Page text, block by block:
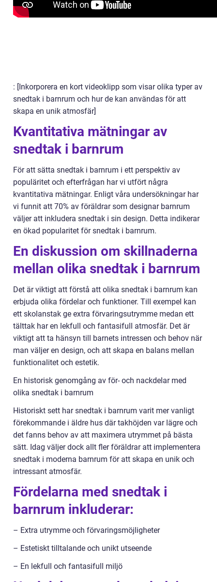
: [Inkorporera en kort videoklipp som visar olika typer av
snedtak i barnrum och hur de kan användas för att
skapa en unik atmosfär]
Kvantitativa mätningar av
snedtak i barnrum
För att sätta snedtak i barnrum i ett perspektiv av
populäritet och efterfrågan har vi utfört några
kvantitativa mätningar. Enligt våra undersökningar har
vi funnit att 70% av föräldrar som designar barnrum
väljer att inkludera snedtak i sin design. Detta indikerar
en ökad popularitet för snedtak i barnrum.
En diskussion om skillnaderna
mellan olika snedtak i barnrum
Det är viktigt att förstå att olika snedtak i barnrum kan
erbjuda olika fördelar och funktioner. Till exempel kan
ett skolanstak ge extra förvaringsutrymme medan ett
tälttak har en lekfull och fantasifull atmosfär. Det är
viktigt att ta hänsyn till barnets intressen och behov när
man väljer en design, och att skapa en balans mellan
funktionalitet och estetik.
En historisk genomgång av för- och nackdelar med
olika snedtak i barnrum
Historiskt sett har snedtak i barnrum varit mer vanligt
förekommande i äldre hus där takhöjden var lägre och
det fanns behov av att maximera utrymmet på bästa
sätt. Idag väljer dock allt fler föräldrar att implementera
snedtak i moderna barnrum för att skapa en unik och
intressant atmosfär.
Fördelarna med snedtak i
barnrum inkluderar:
– Extra utrymme och förvaringsmöjligheter
– Estetiskt tilltalande och unikt utseende
– En lekfull och fantasifull miljö